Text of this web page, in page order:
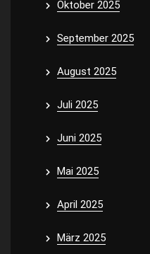
Oktober 2025
September 2025
August 2025
Juli 2025
Juni 2025
Mai 2025
April 2025
März 2025